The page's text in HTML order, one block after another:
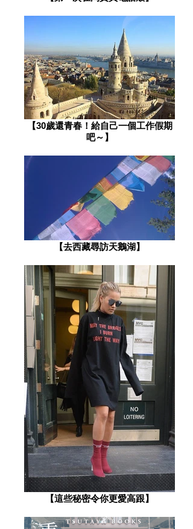
【30歲還青春！給自己一個工作假期
吧～】
【去西藏尋訪天鵝湖】
【這些秘密令你更愛高跟】